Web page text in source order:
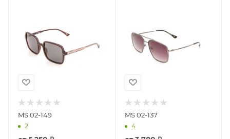
MS 02-149
2
MS 02-137
4